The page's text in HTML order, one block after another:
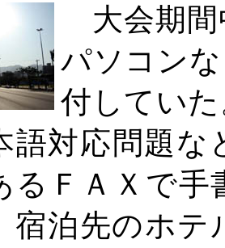
大会期間
パソコン
付してい
語対応問題
るＦＡＸで手
宿泊先のホ